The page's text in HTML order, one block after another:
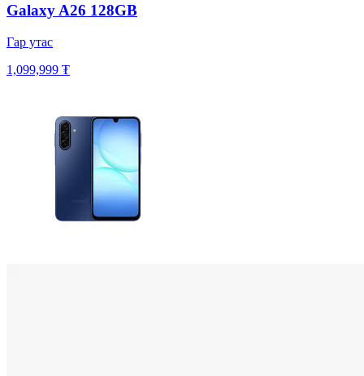
Galaxy A26 128GB
Гар утас
1,099,999 ₮